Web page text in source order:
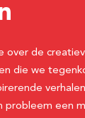
over de
die we
probleem een